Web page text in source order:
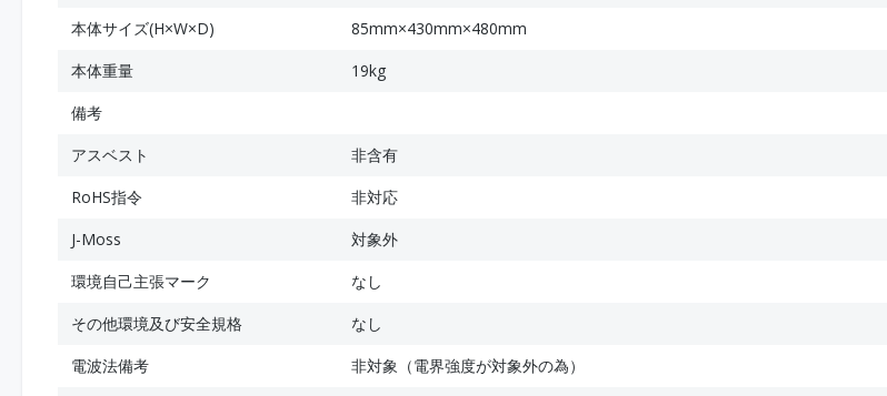
本体サイズ(H×W×D)
85mm×430mm×480mm
本体重量
19kg
備考
アスベスト
非含有
RoHS指令
非対応
J-Moss
対象外
環境自己主張マーク
なし
その他環境及び安全規格
なし
電波法備考
非対象（電界強度が対象外の為）